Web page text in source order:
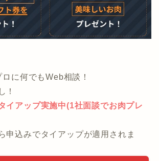
ロに何でもWeb相談！
イアップ実施中(1社面談でお肉プレ